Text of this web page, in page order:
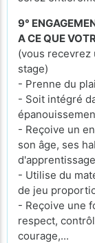
9°
A CE QUE
(vous recevrez
stage)
- Prenne du
- Soit intégré
- Reçoive un
son âge, ses
d'apprentissage
- Utilise du
de jeu
- Reçoive une
respect,
courage,...